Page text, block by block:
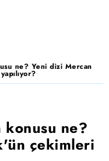
ne? Yeni dizi Mercan
ne?
çekimleri